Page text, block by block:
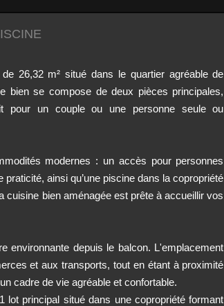
26,32 m² situé dans le quartier agréable de
bien se compose de deux pièces principales,
pour un couple ou une personne seule ou
modernes : un accès pour personnes
ainsi qu’une piscine dans la copropriété
cuisine bien aménagée est prête à accueillir vos
environnante depuis le balcon. L'emplacement
et aux transports, tout en étant à proximité
cadre de vie agréable et confortable.
lot principal situé dans une copropriété formant